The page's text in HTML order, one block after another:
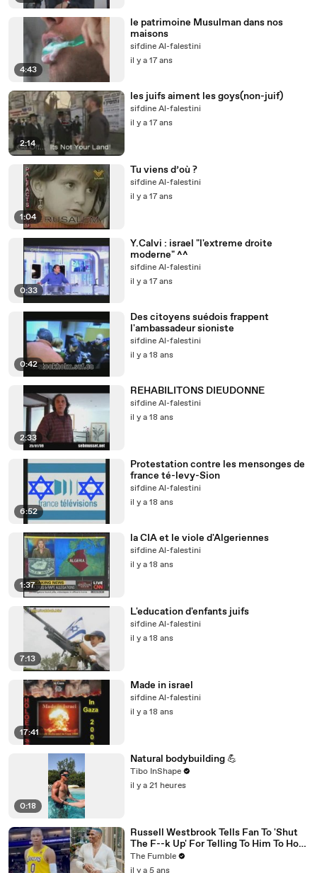
4:43
le patrimoine Musulman dans nos
maisons
sifdine Al-falestini
il y a 17 ans
2:14
les juifs aiment les goys(non-juif)
sifdine Al-falestini
il y a 17 ans
1:04
Tu viens d’où ?
sifdine Al-falestini
il y a 17 ans
0:33
Y.Calvi : israel "l'extreme droite
moderne" ^^
sifdine Al-falestini
il y a 17 ans
0:42
Des citoyens suédois frappent
l'ambassadeur sioniste
sifdine Al-falestini
il y a 18 ans
2:33
REHABILITONS DIEUDONNE
sifdine Al-falestini
il y a 18 ans
6:52
Protestation contre les mensonges de
france té-levy-Sion
sifdine Al-falestini
il y a 18 ans
1:37
la CIA et le viole d'Algeriennes
sifdine Al-falestini
il y a 18 ans
7:13
L'education d'enfants juifs
sifdine Al-falestini
il y a 18 ans
17:41
Made in israel
sifdine Al-falestini
il y a 18 ans
0:18
Natural bodybuilding 💪
Tibo InShape
il y a 21 heures
Russell Westbrook Tells Fan To 'Shut
The F--k Up' For Telling To Him To How
To Play Better
The Fumble